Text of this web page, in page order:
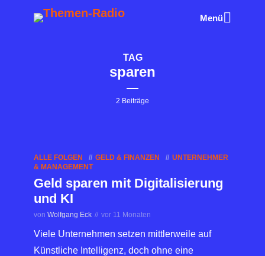
Menü
TAG
sparen
2 Beiträge
ALLE FOLGEN GELD & FINANZEN
UNTERNEHMER
& MANAGEMENT
Geld sparen mit Digitalisierung
und KI
von Wolfgang Eck vor 11 Monaten
Viele Unternehmen setzen mittlerweile auf
Künstliche Intelligenz, doch ohne eine